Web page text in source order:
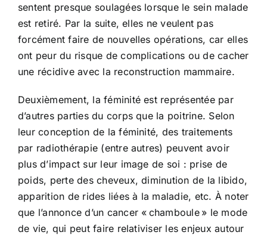
sentent presque soulagées lorsque le sein malade
est retiré. Par la suite, elles ne veulent pas
forcément faire de nouvelles opérations, car elles
ont peur du risque de complications ou de cacher
une récidive avec la reconstruction mammaire.
Deuxièmement, la féminité est représentée par
d’autres parties du corps que la poitrine. Selon
leur conception de la féminité, des traitements
par radiothérapie (entre autres) peuvent avoir
plus d’impact sur leur image de soi : prise de
poids, perte des cheveux, diminution de la libido,
apparition de rides liées à la maladie, etc. À noter
que l’annonce d’un cancer « chamboule » le mode
de vie, qui peut faire relativiser les enjeux autour